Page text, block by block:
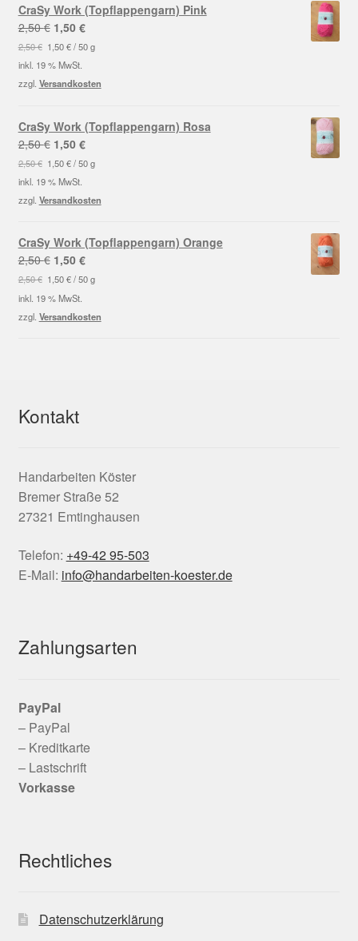
CraSy Work (Topflappengarn) Pink
2,50€ Ursprünglicher
Preis
war:
2,50 €
1,50 €Aktueller
Preis
1,50 €.
2,50€ 1,50€/50 g
inkl. 19 % MwSt.
zzgl. Versandkosten
CraSy Work (Topflappengarn) Rosa
2,50€ Ursprünglicher
Preis
war:
2,50 €
1,50 €Aktueller
Preis
1,50 €.
2,50€ 1,50€/50 g
inkl. 19 % MwSt.
zzgl. Versandkosten
CraSy Work (Topflappengarn) Orange
2,50€ Ursprünglicher
Preis
war:
2,50 €
1,50 €Aktueller
Preis
1,50 €.
2,50€ 1,50€/50 g
inkl. 19 % MwSt.
zzgl. Versandkosten
Kontakt
Handarbeiten Köster
Bremer Straße 52
27321 Emtinghausen
Telefon: +49-42 95-503
E-Mail: info@handarbeiten-koester.de
Zahlungsarten
PayPal
– PayPal
– Kreditkarte
– Lastschrift
Vorkasse
Rechtliches
Datenschutzerklärung